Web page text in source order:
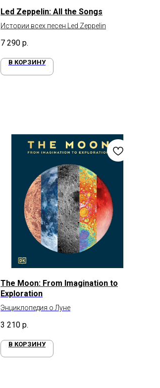
Led Zeppelin: All the Songs
Истории всех песен Led Zeppelin
7 290 р.
В КОРЗИНУ
The Moon: From Imagination to
Exploration
Энциклопедия о Луне
3 210 р.
В КОРЗИНУ